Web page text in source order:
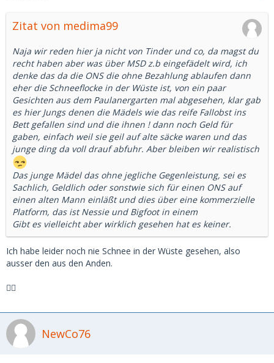
Zitat von medima99
Naja wir reden hier ja nicht von Tinder und co, da magst du
recht haben aber was über MSD z.b eingefädelt wird, ich
denke das da die ONS die ohne Bezahlung ablaufen dann
eher die Schneeflocke in der Wüste ist, von ein paar
Gesichten aus dem Paulanergarten mal abgesehen, klar gab
es hier Jungs denen die Mädels wie das reife Fallobst ins
Bett gefallen sind und die ihnen ! dann noch Geld für
gaben, einfach weil sie geil auf alte säcke waren und das
junge ding da voll drauf abfuhr. Aber bleiben wir realistisch
Das junge Mädel das ohne jegliche Gegenleistung, sei es
Sachlich, Geldlich oder sonstwie sich für einen ONS auf
einen alten Mann einläßt und dies über eine kommerzielle
Platform, das ist Nessie und Bigfoot in einem
Gibt es vielleicht aber wirklich gesehen hat es keiner.
Ich habe leider noch nie Schnee in der Wüste gesehen, also
ausser den aus den Anden.
🧙‍♂️
NewCo76